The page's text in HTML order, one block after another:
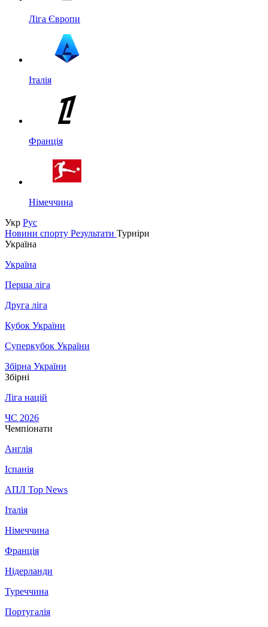
Ліга Європи
Італія
Франція
Німеччина
Укр Рус
Новини спорту Результати Турніри
Україна
Україна
Перша ліга
Друга ліга
Кубок України
Суперкубок України
Збірна України
Збірні
Ліга націй
ЧС 2026
Чемпіонати
Англія
Іспанія
АПЛ Top News
Італія
Німеччина
Франція
Нідерланди
Туреччина
Португалія